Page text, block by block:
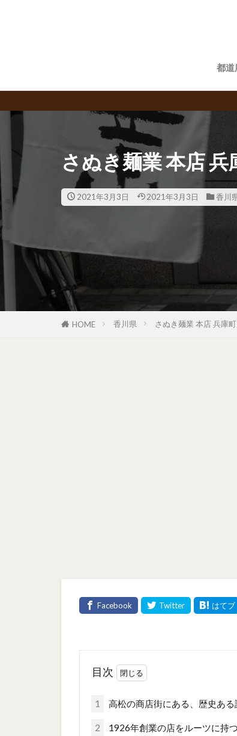
都道
さぬき麺業 本店 兵
2021年3月3日 2021年3月3日 香川
HOME 香川県 さぬき麺業 本店 兵庫
目次
1 高松の商店街にある、歴史あ
2 1926年創業の店をルーツに持